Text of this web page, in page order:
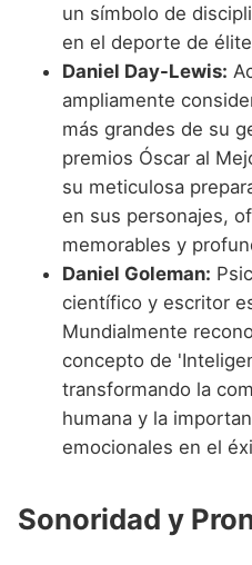
un símbolo de
en el deporte de
Daniel Day-Lewis:
ampliamente
más grandes de su
premios Óscar al
su meticulosa
en sus personajes,
memorables y
Daniel Goleman:
científico y escritor
Mundialmente
concepto de
transformando la
humana y la
emocionales en el
Sonoridad y